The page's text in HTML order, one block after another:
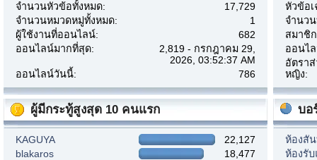
จำนวนหัวข้อทั้งหมด:
17,729
จำนวนหมวดหมู่ทั้งหมด:
1
ผู้ใช้งานที่ออนไลน์:
682
ออนไลน์มากที่สุด:
2,819 - กรกฎาคม 29,
2026, 03:52:37 AM
ออนไลน์วันนี้:
786
หัวข้อ
จำนว
สมาชิ
ออนไ
อัตรา
หญิง:
ผู้มีกระทู้สูงสุด 10 คนแรก
KAGUYA
22,127
blakaros
18,477
บอ
ห้องสั
ห้องรั